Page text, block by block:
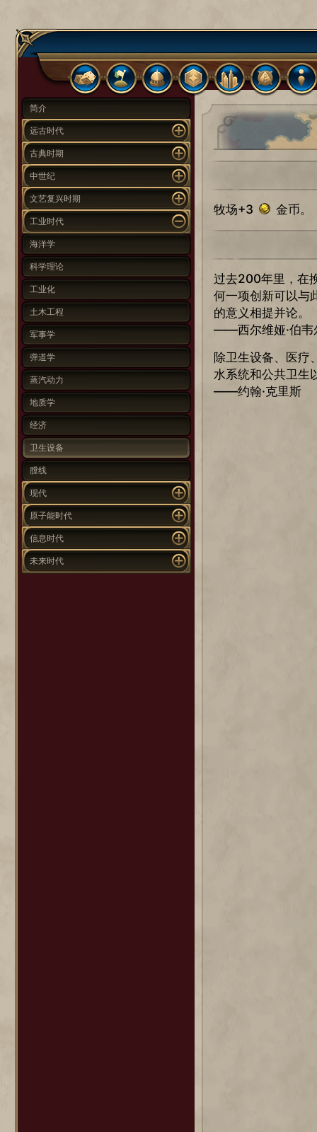
简介
远古时代
古典时期
中世纪
文艺复兴时期
工业时代
海洋学
科学理论
工业化
土木工程
军事学
弹道学
蒸汽动力
地质学
经济
卫生设备
膛线
现代
原子能时代
信息时代
未来时代
牧场+3 金币。
过去200年里，在
何一项创新可以与
的意义相提并论。
——西尔维娅·伯韦
除卫生设备、医疗
水系统和公共卫生
——约翰·克里斯